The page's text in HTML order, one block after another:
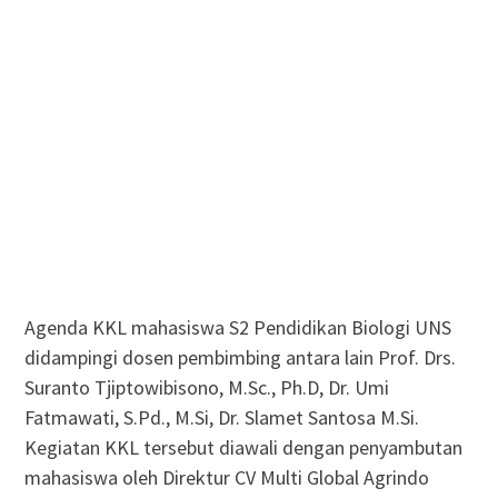
Agenda KKL mahasiswa S2 Pendidikan Biologi UNS
didampingi dosen pembimbing antara lain Prof. Drs.
Suranto Tjiptowibisono, M.Sc., Ph.D, Dr. Umi
Fatmawati, S.Pd., M.Si, Dr. Slamet Santosa M.Si.
Kegiatan KKL tersebut diawali dengan penyambutan
mahasiswa oleh Direktur CV Multi Global Agrindo